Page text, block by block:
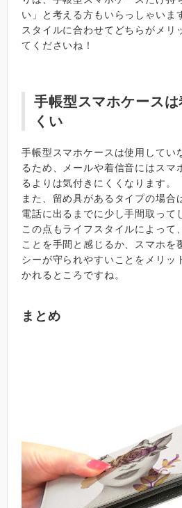
い」と考える方もいらっしゃいま
スタイルに合わせてどちらがメリ
てくださいね！
手帳型スマホケース
くい
手帳型スマホケースは使用してい
るため、メールや着信音にはスマ
るよりは気付きにくくなります。
また、留め具があるタイプの場合
電話に出るまでに少し手間取って
この点もライフスタイルによって
ことを手間と感じるか、スマホを
シーが守られやすいことをメリッ
かれるところですね。
まとめ